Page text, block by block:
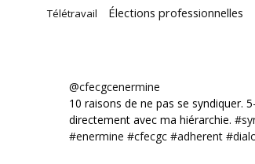
Télétravail Élections professionnelles
@cfecgcenermine
10 raisons de ne pas se syndiquer.
directement avec ma hiérarchie.
#enermine #cfecgc #adherent